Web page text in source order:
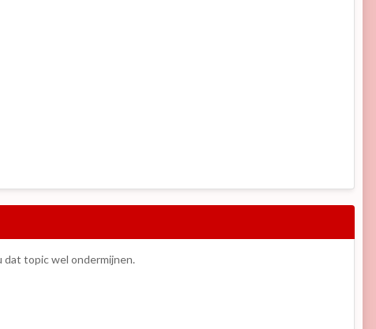
dat topic wel ondermijnen.